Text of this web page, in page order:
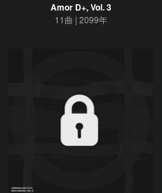
Amor D+, Vol. 3
11曲 2099年